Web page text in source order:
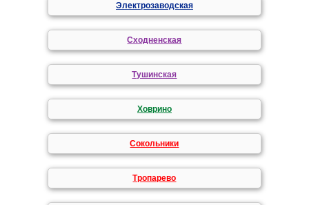
Электрозаводская
Сходненская
Тушинская
Ховрино
Сокольники
Тропарево